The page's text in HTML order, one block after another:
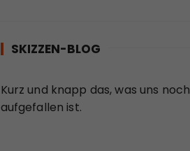
SKIZZEN-BLOG
Kurz und knapp das, was uns noch
aufgefallen ist.